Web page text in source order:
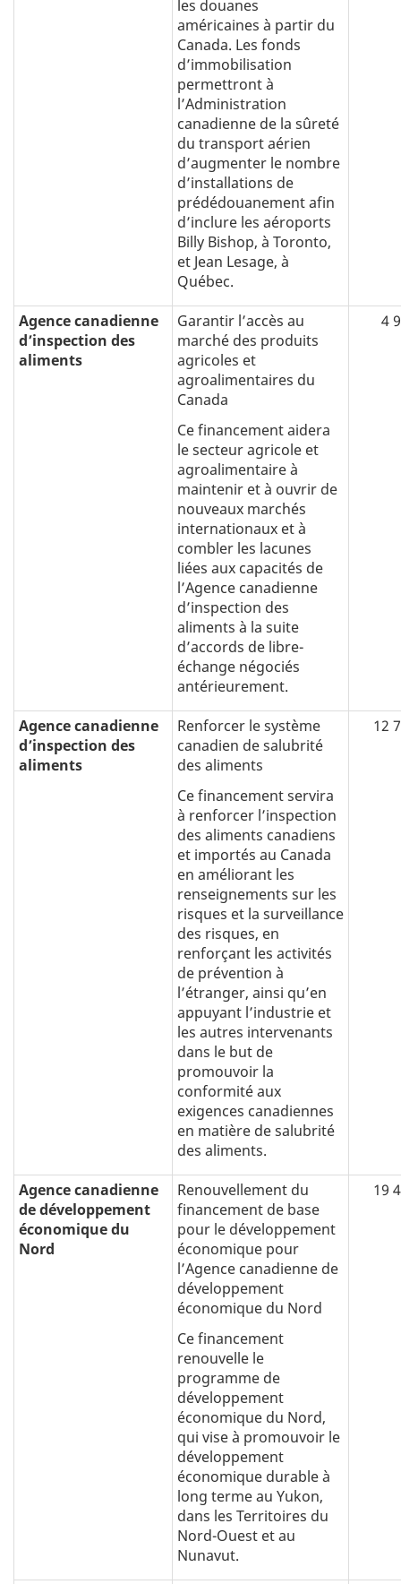
les douanes
américaines à partir du
Canada. Les fonds
d’immobilisation
permettront à
l’Administration
canadienne de la sûreté
du transport aérien
d’augmenter le nombre
d’installations de
prédédouanement afin
d’inclure les aéroports
Billy Bishop, à Toronto,
et Jean Lesage, à
Québec.
Agence canadienne
d’inspection des
aliments
Garantir l’accès au
marché des produits
agricoles et
agroalimentaires du
Canada
Ce financement aidera
le secteur agricole et
agroalimentaire à
maintenir et à ouvrir de
nouveaux marchés
internationaux et à
combler les lacunes
liées aux capacités de
l’Agence canadienne
d’inspection des
aliments à la suite
d’accords de libre-
échange négociés
antérieurement.
4
Agence canadienne
d’inspection des
aliments
Renforcer le système
canadien de salubrité
des aliments
Ce financement servira
à renforcer l’inspection
des aliments canadiens
et importés au Canada
en améliorant les
renseignements sur les
risques et la surveillance
des risques, en
renforçant les activités
de prévention à
l’étranger, ainsi qu’en
appuyant l’industrie et
les autres intervenants
dans le but de
promouvoir la
conformité aux
exigences canadiennes
en matière de salubrité
des aliments.
12
Agence canadienne
de développement
économique du
Nord
Renouvellement du
financement de base
pour le développement
économique pour
l’Agence canadienne de
développement
économique du Nord
Ce financement
renouvelle le
programme de
développement
économique du Nord,
qui vise à promouvoir le
développement
économique durable à
long terme au Yukon,
dans les Territoires du
Nord-Ouest et au
Nunavut.
19